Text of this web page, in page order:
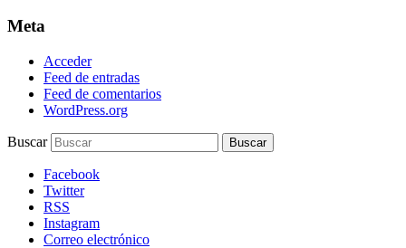
Meta
Acceder
Feed de entradas
Feed de comentarios
WordPress.org
Buscar
Facebook
Twitter
RSS
Instagram
Correo electrónico